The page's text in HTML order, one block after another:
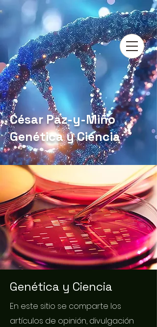
César Paz-y-Miño
Genética y Ciencia
Genética y Ciencia
En este sitio se comparte los
artículos de opinión, divulgación